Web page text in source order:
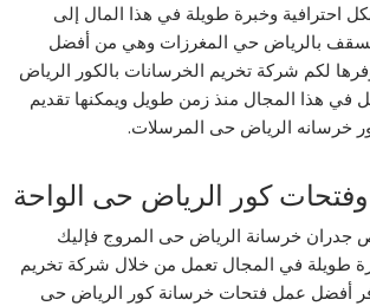
احترافية وخبرة طويلة في هذا المال إلى
بالرياض حي المغرزات وهي من أفضل
لكم شركة تخريم الخرسانات بالكور الرياض
هذا المجال منذ زمن طويل ويمكنها تقديم
خرسانه الرياض حى المرسلات.
كور الرياض حى الواحة
خرسانة الرياض حى المروج فإليك
طويلة في المجال تعمل من خلال شركة تخريم
أفضل عمل فتحات خرسانة كور الرياض حى